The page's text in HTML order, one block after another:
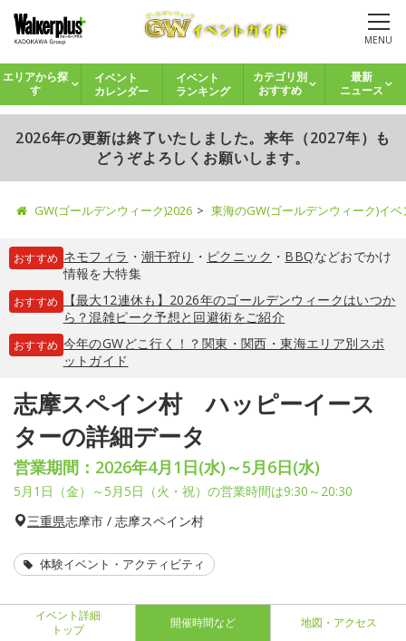
MENU
エリアから探
す
イベント
カレンダー
イベント
ランキング
カテゴリ別
おすすめ
最新
ニュース
2026年の更新は終了いたしました。来年（2027年）も
どうぞよろしくお願いします。
GW(ゴールデンウィーク)2026 東海のGW(ゴールデンウィーク)イ
おすすめ ネモフィラ ・ 潮干狩り ・ ピクニック ・ BBQなどおでかけ
情報を大特集
おすすめ
【最大12連休も】2026年のゴールデンウィークはいつか
ら？混雑ピーク予想と回避術をご紹介
おすすめ 今年のGWどこ行く！？関東・関西・東海エリア別スポ
ットガイド
志摩スペイン村 ハッピーイース
ターの詳細データ
営業期間：2026年4月1日(水)～5月6日(水)
5月1日（金）～5月5日（火・祝）の営業時間は9:30～20:30
三重県志摩市 / 志摩スペイン村
体験イベント・アクティビティ
イベント詳細
トップ
開催時間など 地図・アクセス